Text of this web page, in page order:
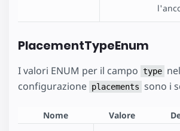
PlacementTypeEnum
I valori ENUM per il campo type
configurazione placements sono i
Nome Valore